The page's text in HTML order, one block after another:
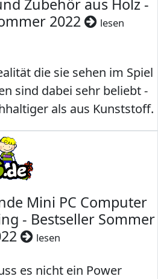
Zubehör aus Holz -
2022
lesen
die sie sehen im Spiel
sind dabei sehr beliebt -
als aus Kunststoff.
Mini PC Computer
- Bestseller Sommer
lesen
es nicht ein Power